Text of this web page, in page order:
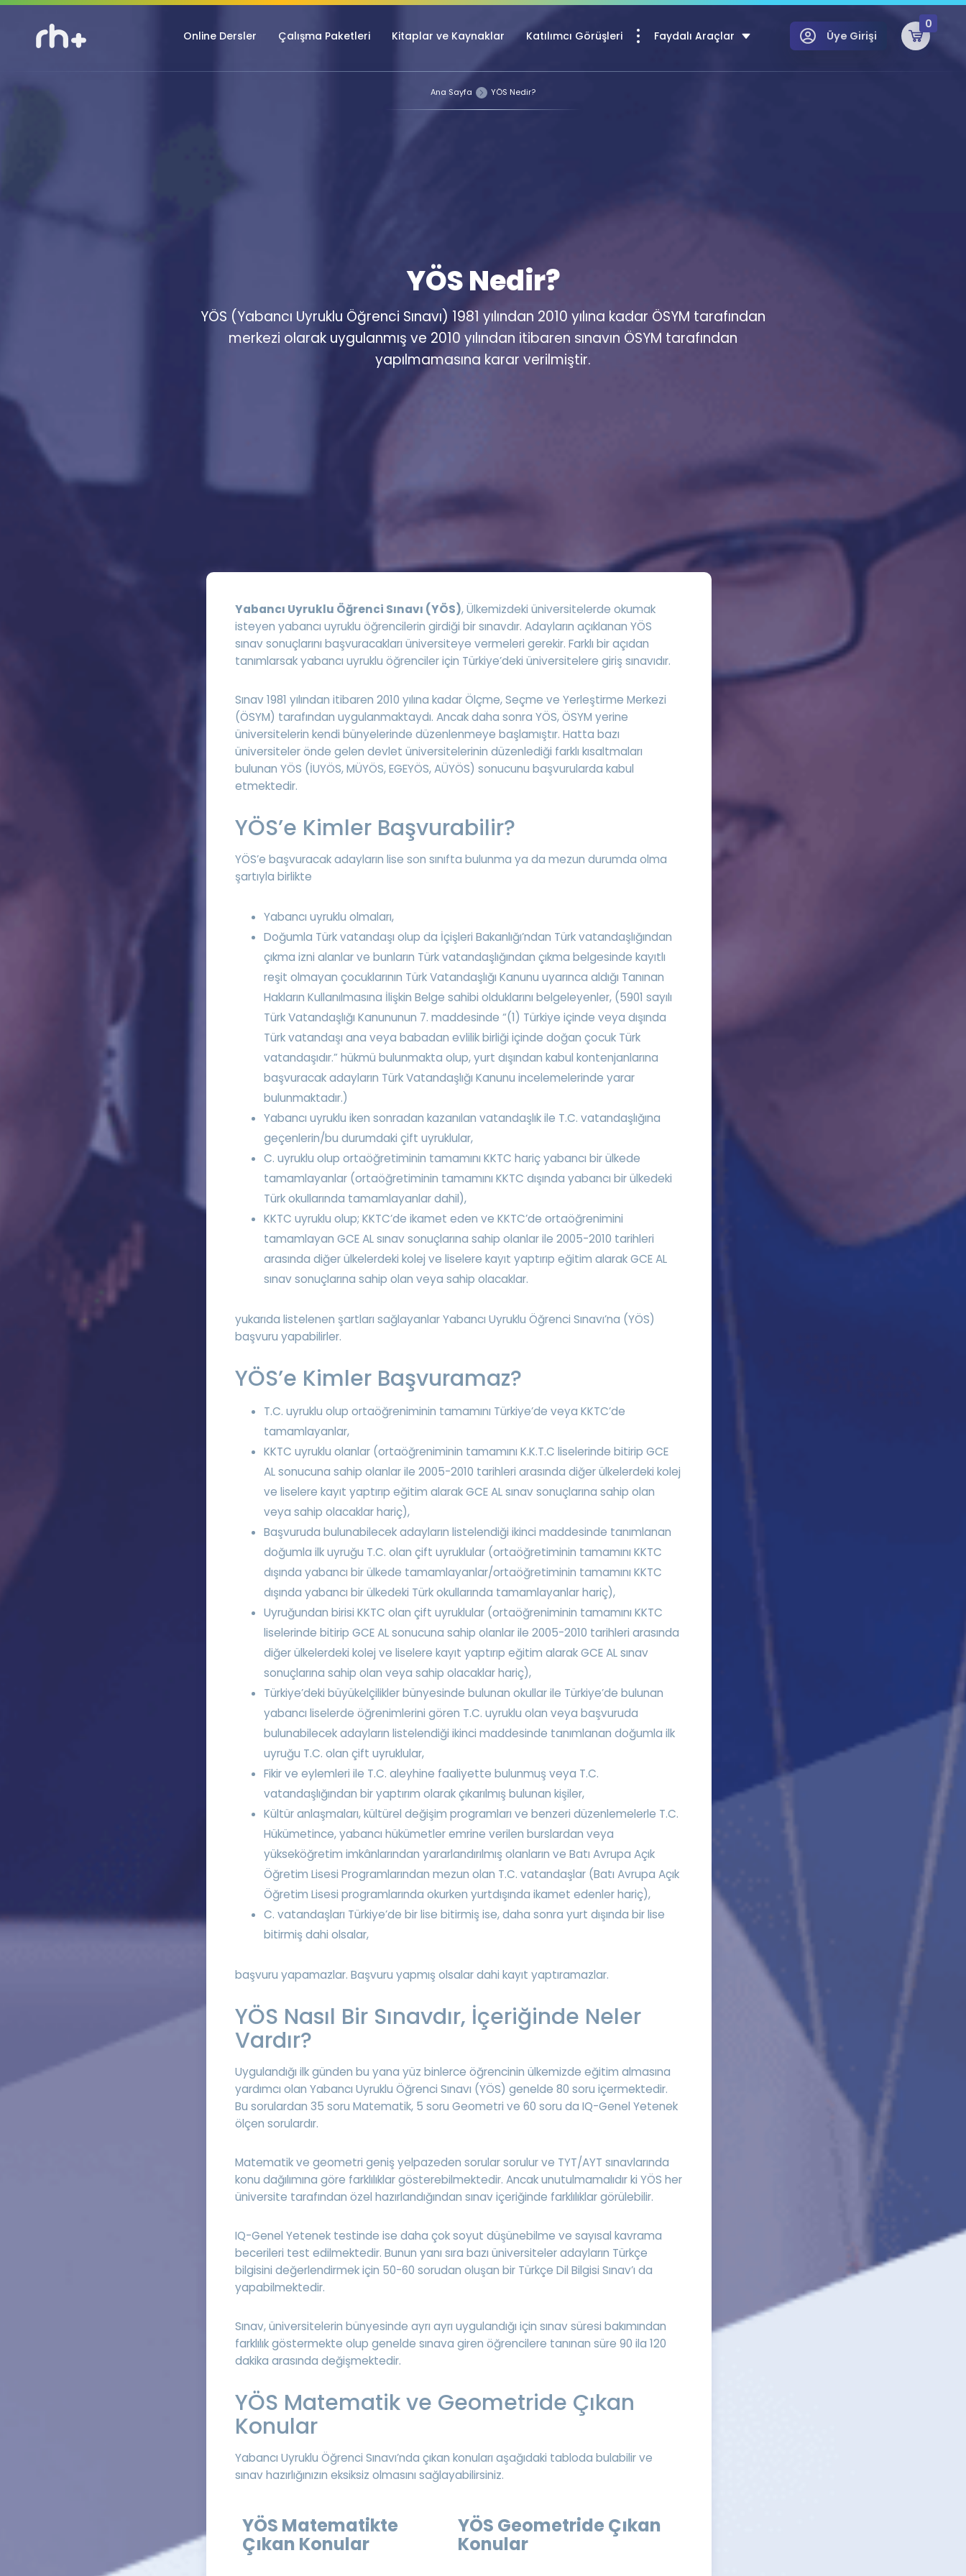
Online Dersler Çalışma Paketleri Kitaplar ve Kaynaklar Katılımcı Görüşleri Faydalı Araçlar
YDS ve YÖKDİL için Ücretsiz Kaynaklar
Tüm ÖSYM Sınavları Tek Takvimde
Kampanyalar
Eğitim ve Kitaplara Özel Fırsatlar
Üye Girişi
0
Ana Sayfa YÖS Nedir?
YÖS Nedir?
YÖS (Yabancı Uyruklu Öğrenci Sınavı) 1981 yılından 2010 yılına kadar ÖSYM tarafından
merkezi olarak uygulanmış ve 2010 yılından itibaren sınavın ÖSYM tarafından
yapılmamasına karar verilmiştir.
Yabancı Uyruklu Öğrenci Sınavı (YÖS), Ülkemizdeki üniversitelerde okumak
isteyen yabancı uyruklu öğrencilerin girdiği bir sınavdır. Adayların açıklanan YÖS
sınav sonuçlarını başvuracakları üniversiteye vermeleri gerekir. Farklı bir açıdan
tanımlarsak yabancı uyruklu öğrenciler için Türkiye’deki üniversitelere giriş sınavıdır.
Sınav 1981 yılından itibaren 2010 yılına kadar Ölçme, Seçme ve Yerleştirme Merkezi
(ÖSYM) tarafından uygulanmaktaydı. Ancak daha sonra YÖS, ÖSYM yerine
üniversitelerin kendi bünyelerinde düzenlenmeye başlamıştır. Hatta bazı
üniversiteler önde gelen devlet üniversitelerinin düzenlediği farklı kısaltmaları
bulunan YÖS (İUYÖS, MÜYÖS, EGEYÖS, AÜYÖS) sonucunu başvurularda kabul
etmektedir.
YÖS’e Kimler Başvurabilir?
YÖS’e başvuracak adayların lise son sınıfta bulunma ya da mezun durumda olma
şartıyla birlikte
Yabancı uyruklu olmaları,
Doğumla Türk vatandaşı olup da İçişleri Bakanlığı’ndan Türk vatandaşlığından
çıkma izni alanlar ve bunların Türk vatandaşlığından çıkma belgesinde kayıtlı
reşit olmayan çocuklarının Türk Vatandaşlığı Kanunu uyarınca aldığı Tanınan
Hakların Kullanılmasına İlişkin Belge sahibi olduklarını belgeleyenler, (5901 sayılı
Türk Vatandaşlığı Kanununun 7. maddesinde “(1) Türkiye içinde veya dışında
Türk vatandaşı ana veya babadan evlilik birliği içinde doğan çocuk Türk
vatandaşıdır.” hükmü bulunmakta olup, yurt dışından kabul kontenjanlarına
başvuracak adayların Türk Vatandaşlığı Kanunu incelemelerinde yarar
bulunmaktadır.)
Yabancı uyruklu iken sonradan kazanılan vatandaşlık ile T.C. vatandaşlığına
geçenlerin/bu durumdaki çift uyruklular,
C. uyruklu olup ortaöğretiminin tamamını KKTC hariç yabancı bir ülkede
tamamlayanlar (ortaöğretiminin tamamını KKTC dışında yabancı bir ülkedeki
Türk okullarında tamamlayanlar dahil),
KKTC uyruklu olup; KKTC’de ikamet eden ve KKTC’de ortaöğrenimini
tamamlayan GCE AL sınav sonuçlarına sahip olanlar ile 2005-2010 tarihleri
arasında diğer ülkelerdeki kolej ve liselere kayıt yaptırıp eğitim alarak GCE AL
sınav sonuçlarına sahip olan veya sahip olacaklar.
yukarıda listelenen şartları sağlayanlar Yabancı Uyruklu Öğrenci Sınavı’na (YÖS)
başvuru yapabilirler.
YÖS’e Kimler Başvuramaz?
T.C. uyruklu olup ortaöğreniminin tamamını Türkiye’de veya KKTC’de
tamamlayanlar,
KKTC uyruklu olanlar (ortaöğreniminin tamamını K.K.T.C liselerinde bitirip GCE
AL sonucuna sahip olanlar ile 2005-2010 tarihleri arasında diğer ülkelerdeki kolej
ve liselere kayıt yaptırıp eğitim alarak GCE AL sınav sonuçlarına sahip olan
veya sahip olacaklar hariç),
Başvuruda bulunabilecek adayların listelendiği ikinci maddesinde tanımlanan
doğumla ilk uyruğu T.C. olan çift uyruklular (ortaöğretiminin tamamını KKTC
dışında yabancı bir ülkede tamamlayanlar/ortaöğretiminin tamamını KKTC
dışında yabancı bir ülkedeki Türk okullarında tamamlayanlar hariç),
Uyruğundan birisi KKTC olan çift uyruklular (ortaöğreniminin tamamını KKTC
liselerinde bitirip GCE AL sonucuna sahip olanlar ile 2005-2010 tarihleri arasında
diğer ülkelerdeki kolej ve liselere kayıt yaptırıp eğitim alarak GCE AL sınav
sonuçlarına sahip olan veya sahip olacaklar hariç),
Türkiye’deki büyükelçilikler bünyesinde bulunan okullar ile Türkiye’de bulunan
yabancı liselerde öğrenimlerini gören T.C. uyruklu olan veya başvuruda
bulunabilecek adayların listelendiği ikinci maddesinde tanımlanan doğumla ilk
uyruğu T.C. olan çift uyruklular,
Fikir ve eylemleri ile T.C. aleyhine faaliyette bulunmuş veya T.C.
vatandaşlığından bir yaptırım olarak çıkarılmış bulunan kişiler,
Kültür anlaşmaları, kültürel değişim programları ve benzeri düzenlemelerle T.C.
Hükümetince, yabancı hükümetler emrine verilen burslardan veya
yükseköğretim imkânlarından yararlandırılmış olanların ve Batı Avrupa Açık
Öğretim Lisesi Programlarından mezun olan T.C. vatandaşlar (Batı Avrupa Açık
Öğretim Lisesi programlarında okurken yurtdışında ikamet edenler hariç),
C. vatandaşları Türkiye’de bir lise bitirmiş ise, daha sonra yurt dışında bir lise
bitirmiş dahi olsalar,
başvuru yapamazlar. Başvuru yapmış olsalar dahi kayıt yaptıramazlar.
YÖS Nasıl Bir Sınavdır, İçeriğinde Neler
Vardır?
Uygulandığı ilk günden bu yana yüz binlerce öğrencinin ülkemizde eğitim almasına
yardımcı olan Yabancı Uyruklu Öğrenci Sınavı (YÖS) genelde 80 soru içermektedir.
Bu sorulardan 35 soru Matematik, 5 soru Geometri ve 60 soru da IQ-Genel Yetenek
ölçen sorulardır.
Matematik ve geometri geniş yelpazeden sorular sorulur ve TYT/AYT sınavlarında
konu dağılımına göre farklılıklar gösterebilmektedir. Ancak unutulmamalıdır ki YÖS her
üniversite tarafından özel hazırlandığından sınav içeriğinde farklılıklar görülebilir.
IQ-Genel Yetenek testinde ise daha çok soyut düşünebilme ve sayısal kavrama
becerileri test edilmektedir. Bunun yanı sıra bazı üniversiteler adayların Türkçe
bilgisini değerlendirmek için 50-60 sorudan oluşan bir Türkçe Dil Bilgisi Sınav’ı da
yapabilmektedir.
Sınav, üniversitelerin bünyesinde ayrı ayrı uygulandığı için sınav süresi bakımından
farklılık göstermekte olup genelde sınava giren öğrencilere tanınan süre 90 ila 120
dakika arasında değişmektedir.
YÖS Matematik ve Geometride Çıkan
Konular
Yabancı Uyruklu Öğrenci Sınavı’nda çıkan konuları aşağıdaki tabloda bulabilir ve
sınav hazırlığınızın eksiksiz olmasını sağlayabilirsiniz.
YÖS Matematikte
Çıkan Konular
YÖS Geometride Çıkan
Konular